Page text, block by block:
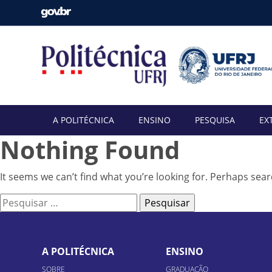
A POLITÉCNICA ENSINO PESQUISA
Nothing Found
It seems we can’t find what you’re looking for. Perhaps
Pesquisar
por:
A POLITÉCNICA
SOBRE
ENSINO
GRADUAÇÃO